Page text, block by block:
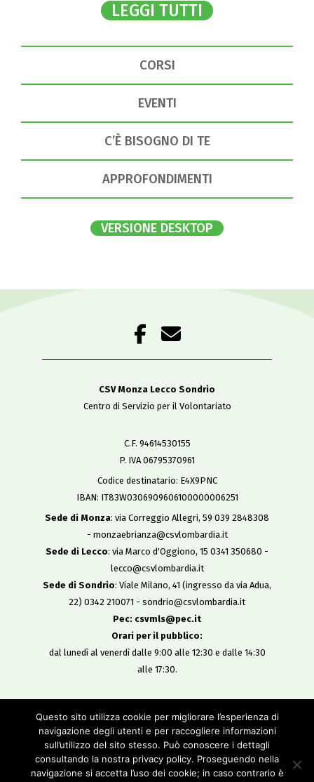
LEGGI TUTTI
CORSI
EVENTI
C’È BISOGNO DI TE
APPROFONDIMENTI
VERSIONE DESKTOP
CSV Monza Lecco Sondrio
Centro di Servizio per il Volontariato
C.F. 94614530155
P. IVA 06795370961
Codice destinatario: E4X9PNC
IBAN: IT83W0306909606100000006251
Sede di Monza: via Correggio Allegri, 59 039 2848308
- monzaebrianza@csvlombardia.it
Sede di Lecco: via Marco d'Oggiono, 15 0341 350680 -
lecco@csvlombardia.it
Sede di Sondrio: Viale Milano, 41 (ingresso da via Adua,
22) 0342 210071 - sondrio@csvlombardia.it
Pec: csvmls@pec.it
Orari per il pubblico:
dal lunedì al venerdì dalle 9:00 alle 12:30 e dalle 14:30
alle 17:30.
Copyright 2019
All Rights Reserved
-
Privacy policy
Cookie policy
Questo sito utilizza cookie per migliorare l’esperienza di
navigazione degli utenti e per raccogliere informazioni
sull’utilizzo del sito stesso. Può conoscere i dettagli
consultando la nostra privacy policy. Proseguendo nella
navigazione si accetta l’uso dei cookie; in caso contrario è